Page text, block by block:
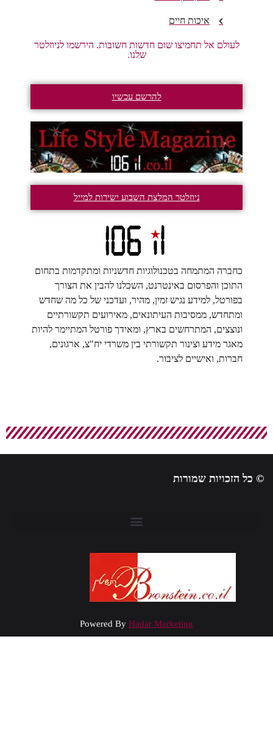
איכות חיים
לעולם אל תחמיצו שום חדשות חשובות. הירשמו לניוזלטר
שלנו.
להרשם עכשיו
ניוזלטר המלצת השבוע ישירות למייל
כחברה המתמחה בטכנולוגיות חדשניות ומתקדמות בתחום
התוכן והפרסום באינטרנט, השכלנו להבין את הצורך
בפורטל, למידע נגיש זמין, מהיר, ועדכני של כל מה שחדש
ומתחדש, ממסיבות העיתונאים, מאירועים תקשורתיים
ונוצצים, המתרחשים בארץ, ומאידך פורטל המתיימר להיות
מאגר מידע וצינור תקשורתי בין משרדי יח"צ, ארגונים,
חברות, ואישיים לציבור.
כל הזכויות שמורות
Powered ByHadar Marketing